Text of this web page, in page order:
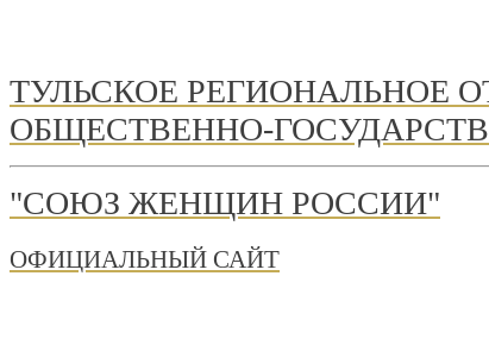
ТУЛЬСКОЕ РЕГИОНАЛЬНОЕ
ОБЩЕСТВЕННО-
"СОЮЗ ЖЕНЩИН РОССИИ"
ОФИЦИАЛЬНЫЙ САЙТ